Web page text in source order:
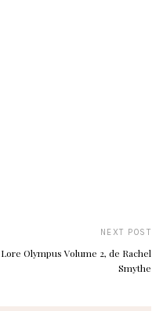
NEXT POST
Lore Olympus Volume 2, de Rachel
Smythe